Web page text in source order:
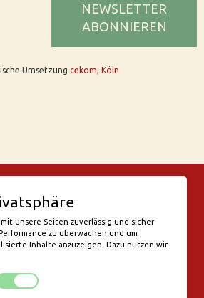
Umsetzung cekom, Köln
NEWSLETTER
ABONNIEREN
58
rix.de
23:00
- 01:00
unsere Seiten zuverlässig und sicher
zu überwachen und um
Inhalte anzuzeigen. Dazu nutzen wir